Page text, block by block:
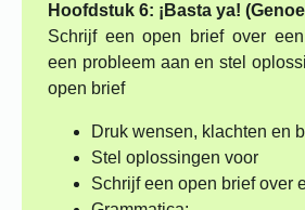
Hoofdstuk 6: ¡Basta ya!
Schrijf een open brief over
een probleem aan en stel
open brief
Druk wensen, klachten en
Stel oplossingen voor
Schrijf een open brief over